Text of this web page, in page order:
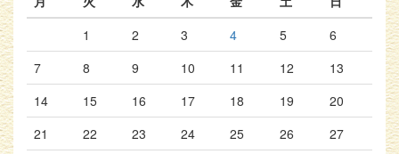
1
2 3 4 5
6
7
8 9 10 11 12
13
14
15 16 17 18 19
20
21
22 23 24 25 26
27